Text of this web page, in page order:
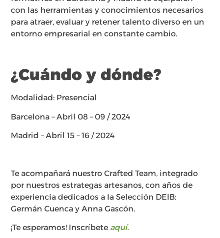
con las herramientas y conocimientos necesarios
para atraer, evaluar y retener talento diverso en un
entorno empresarial en constante cambio.
¿Cuándo y dónde?
Modalidad: Presencial
Barcelona – Abril 08 – 09 / 2024
Madrid – Abril 15 – 16 / 2024
Te acompañará nuestro Crafted Team, integrado
por nuestros estrategas artesanos, con años de
experiencia dedicados a la Selección DEIB:
Germán Cuenca y Anna Gascón.
¡Te esperamos! Inscríbete aquí.